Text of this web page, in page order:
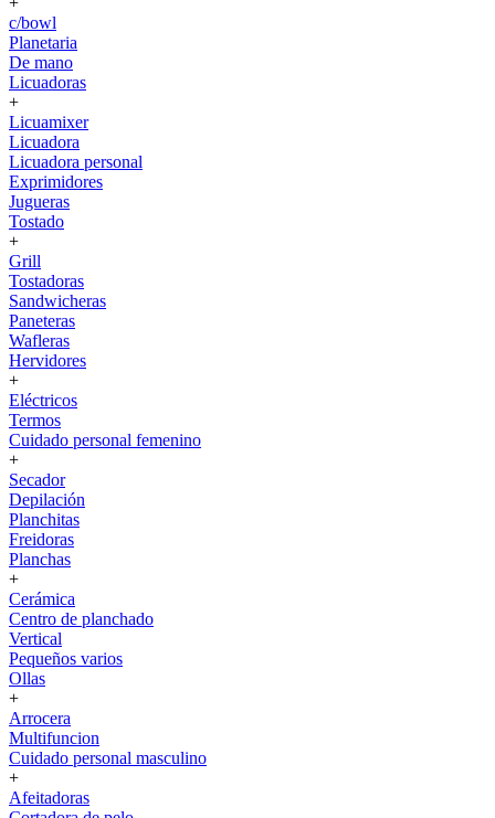
c/bowl
Planetaria
De mano
Licuadoras
+
Licuamixer
Licuadora
Licuadora personal
Exprimidores
Jugueras
Tostado
+
Grill
Tostadoras
Sandwicheras
Paneteras
Wafleras
Hervidores
+
Eléctricos
Termos
Cuidado personal femenino
+
Secador
Depilación
Planchitas
Freidoras
Planchas
+
Cerámica
Centro de planchado
Vertical
Pequeños varios
Ollas
+
Arrocera
Multifuncion
Cuidado personal masculino
+
Afeitadoras